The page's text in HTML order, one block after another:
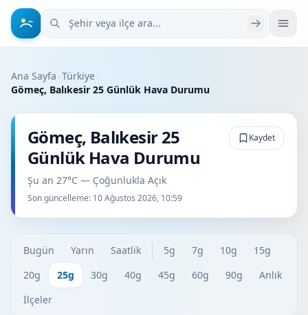
Şehir veya ilçe ara
Ana Sayfa ›Türkiye›
Gömeç, Balıkesir 25 Günlük Hava Durumu
Gömeç, Balıkesir 25
Günlük Hava Durumu
Şu an 27°C — Çoğunlukla Açık
Son güncelleme: 10 Ağustos 2026, 10:59
Kaydet
Bugün Yarın Saatlik 5g 7g 10g
15g
20g
25g 30g 40g 45g 60g 90g
Anlık
İlçeler